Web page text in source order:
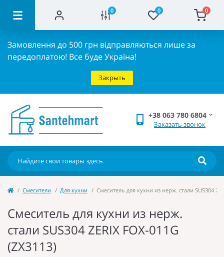
0 0 0
Замовлення до 500 грн відправляються лише за
передоплатою! Все буде Україна!
Закрыть
+38 063 780 6804
Заказать звонок
Cмесители Для кухни Смеситель для кухни из нерж. стали SUS304
Смеситель для кухни из нерж.
стали SUS304 ZERIX FOX-011G
(ZX3113)